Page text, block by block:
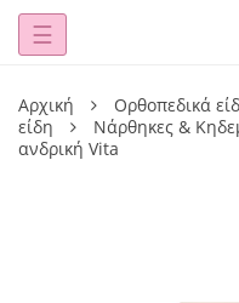
Toggle
☰
Αρχική Ορθοπεδικά
είδη
Νάρθηκες &
ανδρική Vita